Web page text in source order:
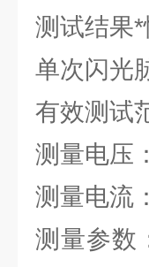
测试结果
单次闪光
有效测试
测量电压
测量电流
测量参数